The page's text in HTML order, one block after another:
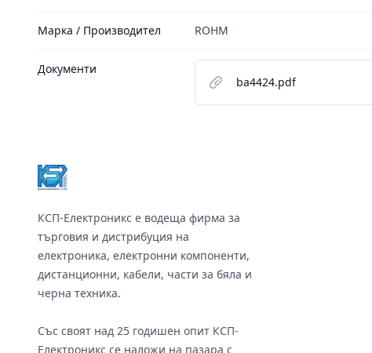
Марка / Производител ROHM
Документи
ba4424.pdf
КСП-Електроникс е водеща фирма за
търговия и дистрибуция на
електроника, електронни компоненти,
дистанционни, кабели, части за бяла и
черна техника.
Със своят над 25 годишен опит КСП-
Електроникс се наложи на пазара с